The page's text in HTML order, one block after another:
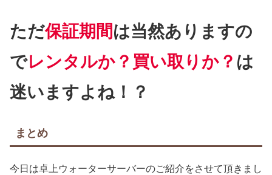
ただ保証期間は当然ありますの
でレンタルか？買い取りか？ は
迷いますよね！？
まとめ
今日は卓上ウォーターサーバーのご紹介をさせて頂きまし